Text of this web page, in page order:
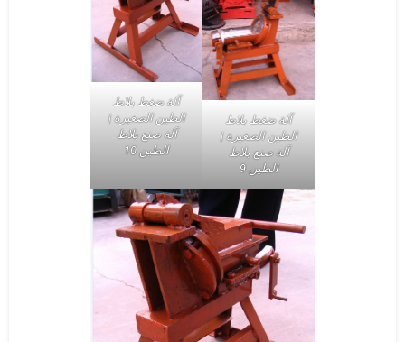
آلة ضغط بلاط
الطين الصغيرة |
آلة صنع بلاط
الطين 9
آلة ضغط بلاط
الطين الصغيرة |
آلة صنع بلاط
الطين 10